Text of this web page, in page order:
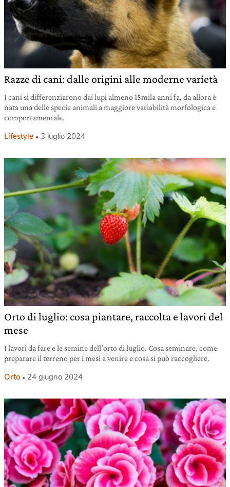
Razze di cani: dalle origini alle moderne varietà
I cani si differenziarono dai lupi almeno 15mila anni fa, da allora è
nata una delle specie animali a maggiore variabilità morfologica e
comportamentale.
Lifestyle 3 luglio 2024
Orto di luglio: cosa piantare, raccolta e lavori del
mese
I lavori da fare e le semine dell’orto di luglio. Cosa seminare, come
preparare il terreno per i mesi a venire e cosa si può raccogliere.
Orto 24 giugno 2024